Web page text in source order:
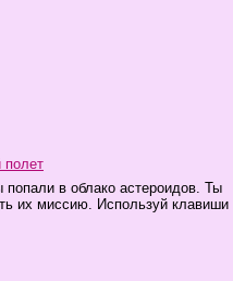
полет
в облако астероидов. Ты
их миссию. Используй клавиши